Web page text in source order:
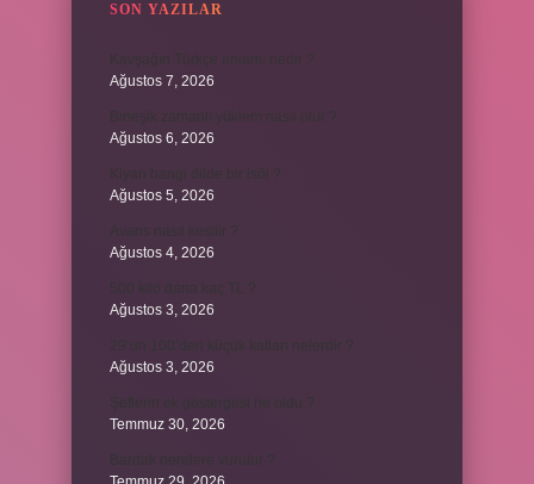
SON YAZILAR
Ağustos 7, 2026
Ağustos 6, 2026
Ağustos 5, 2026
Ağustos 4, 2026
Ağustos 3, 2026
Ağustos 3, 2026
Temmuz 30, 2026